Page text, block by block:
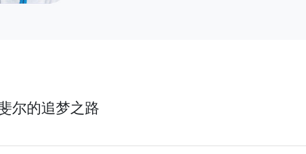
尔的追梦之路